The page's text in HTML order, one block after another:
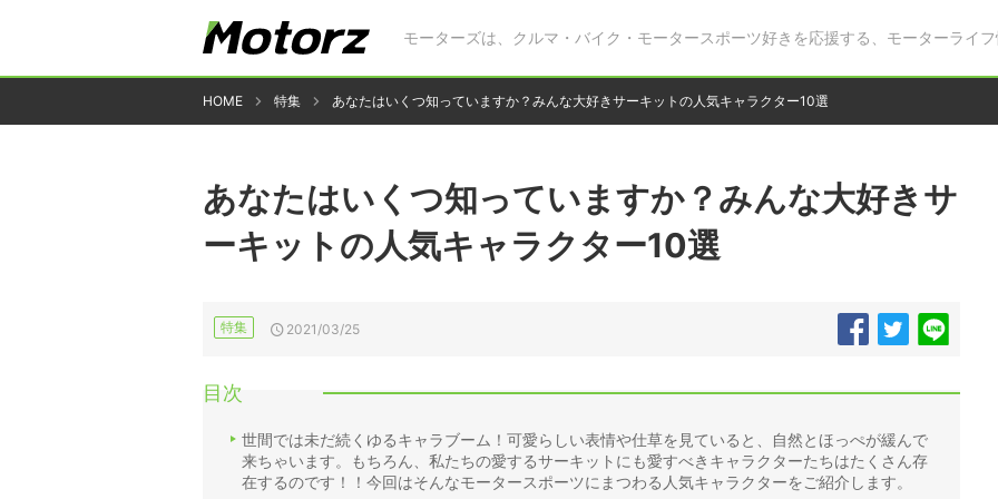
モーターズは、クルマ・バイク・モータースポーツ好きを応援する、モーターライフ
HOME 特集 あなたはいくつ知っていますか？みんな大好きサーキットの人気キャラクター10選
あなたはいくつ知っていますか？みんな大好きサ
ーキットの人気キャラクター10選
特集 2021/03/25
目次
世間では未だ続くゆるキャラブーム！可愛らしい表情や仕草を見ていると、自然とほっぺが緩んで
来ちゃいます。もちろん、私たちの愛するサーキットにも愛すべきキャラクターたちはたくさん存
在するのです！！今回はそんなモータースポーツにまつわる人気キャラクターをご紹介します。